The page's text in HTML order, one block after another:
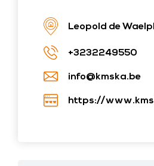
Leopold de
+3232249550
info@kmska.be
https://